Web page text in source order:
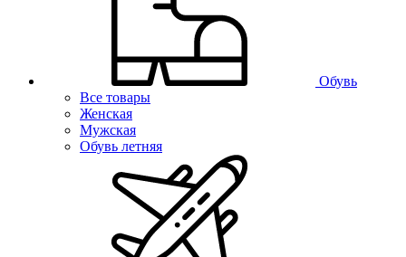
Обувь
Все товары
Женская
Мужская
Обувь летняя